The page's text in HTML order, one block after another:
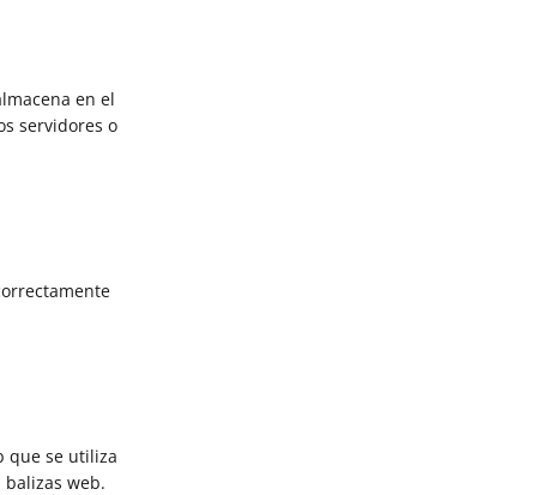
en el
servidores o
que se utiliza
web.